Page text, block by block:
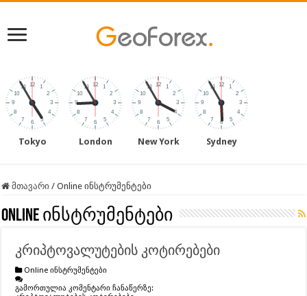
Tokyo London New York Sydney
მთავარი / Online ინსტრუმენტები
Online ინსტრუმენტები
კრიპტოვალუტების კოტირებები
Online ინსტრუმენტები
გამორთულია კომენტარი ჩანაწერზე: